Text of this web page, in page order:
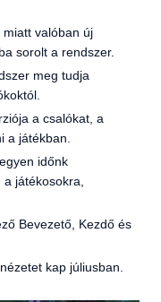
valóban új
sorolt a rendszer.
meg tudja
a csalókat, a
a játékban.
időnk
játékosokra,
Bevezető, Kezdő és
kap júliusban.